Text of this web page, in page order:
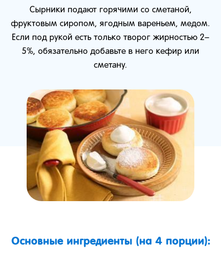
Сырники подают горячими со сметаной,
фруктовым сиропом, ягодным вареньем, медом.
Если под рукой есть только творог жирностью 2–
5%, обязательно добавьте в него кефир или
сметану.
Основные ингредиенты (на 4 порции):